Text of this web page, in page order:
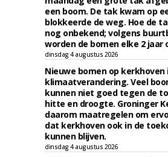
een boom. De tak kwam op
blokkeerde de weg. Hoe de
nog onbekend; volgens
worden de bomen elke 2 jaar
dinsdag 4 augustus 2026
Nieuwe bomen op kerkhoven
klimaatverandering. Veel
kunnen niet goed tegen de
hitte en droogte. Groninger
daarom maatregelen om
dat kerkhoven ook in de
kunnen blijven.
dinsdag 4 augustus 2026